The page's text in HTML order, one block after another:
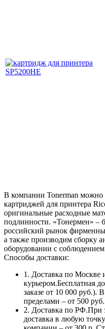
В компании Tonerman можно
картриджей для принтера
оригинальные расходные
подлинности. «Тонермен» –
российский рынок
а также производим сборку
оборудовании с соблюдением
Способы доставки:
1. Доставка по Москве
курьером.Бесплатная
заказе от 10 000
пределами – от 500 руб.
2. Доставка по РФ.При
доставка в любую